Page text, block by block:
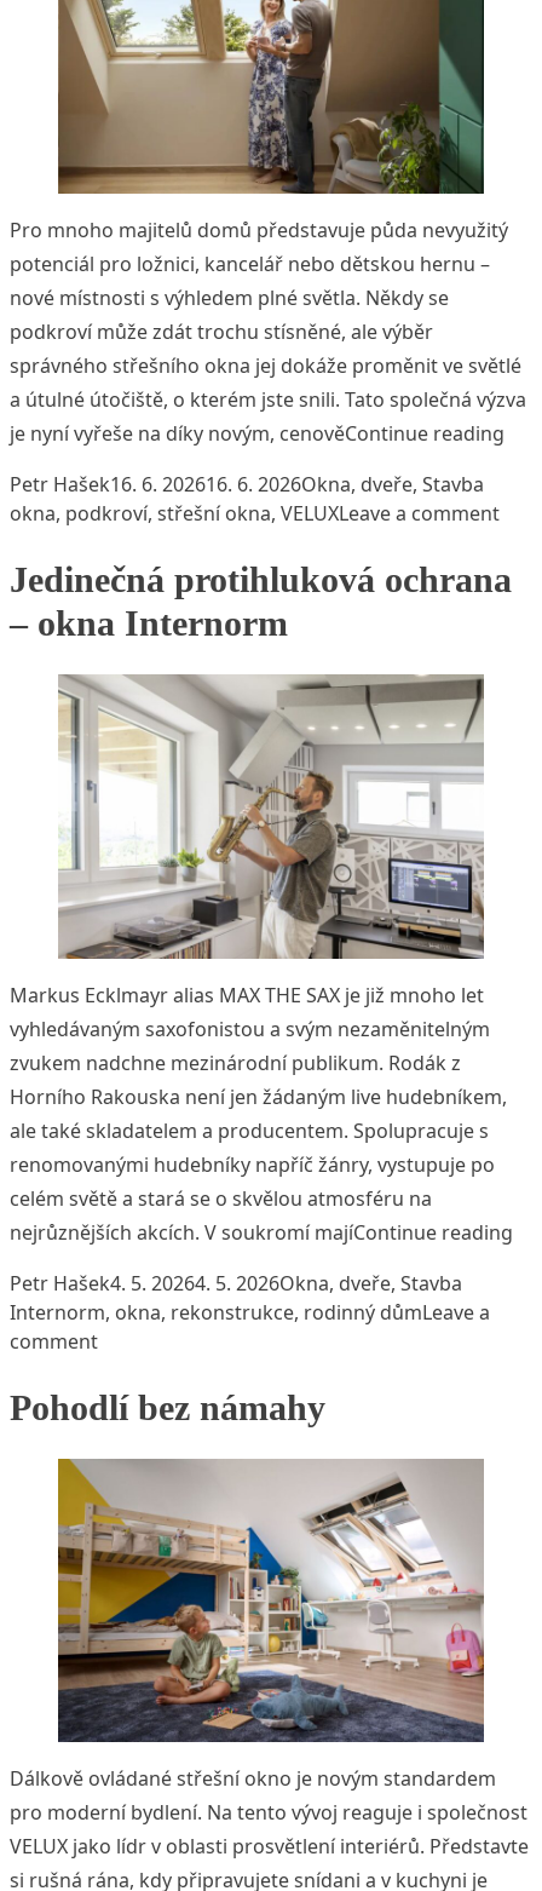
Pro mnoho majitelů domů představuje půda nevyužitý
potenciál pro ložnici, kancelář nebo dětskou hernu –
nové místnosti s výhledem plné světla. Někdy se
podkroví může zdát trochu stísněné, ale výběr
správného střešního okna jej dokáže proměnit ve světlé
a útulné útočiště, o kterém jste snili. Tato společná výzva
je nyní vyřeše na díky novým, cenověContinue reading
Posted by
Petr Hašek16. 6. 202616. 6. 2026Posted in
Okna, dveře, Stavba
okna, podkroví, střešní okna, VELUXLeave a commenton
Jedinečná protihluková ochrana
– okna Internorm
Markus Ecklmayr alias MAX THE SAX je již mnoho let
vyhledávaným saxofonistou a svým nezaměnitelným
zvukem nadchne mezinárodní publikum. Rodák z
Horního Rakouska není jen žádaným live hudebníkem,
ale také skladatelem a producentem. Spolupracuje s
renomovanými hudebníky napříč žánry, vystupuje po
celém světě a stará se o skvělou atmosféru na
nejrůznějších akcích. V soukromí majíContinue reading
Posted by
Petr Hašek4. 5. 20264. 5. 2026Posted in
Okna, dveře, Stavba
Internorm, okna, rekonstrukce, rodinný důmLeave a
commenton Jedinečná protihluková ochrana – okna
Pohodlí bez námahy
Dálkově ovládané střešní okno je novým standardem
pro moderní bydlení. Na tento vývoj reaguje i společnost
VELUX jako lídr v oblasti prosvětlení interiérů. Představte
si rušná rána, kdy připravujete snídani a v kuchyni je